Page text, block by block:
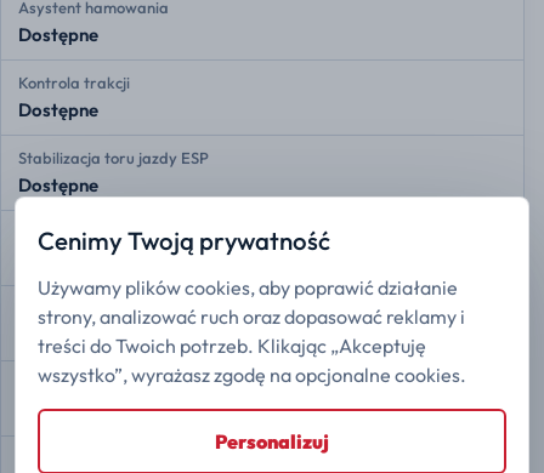
Asystent hamowania
Dostępne
Kontrola trakcji
Dostępne
Stabilizacja toru jazdy ESP
Dostępne
Asystent zmiany pasa ruchu
Przednie czujniki radarowe
Dostępne
Tylne czujniki radarowe
Dostępne
Cenimy Twoją prywatność
Używamy plików cookies, aby poprawić działanie
strony, analizować ruch oraz dopasować reklamy i
treści do Twoich potrzeb. Klikając „Akceptuję
wszystko”, wyrażasz zgodę na opcjonalne cookies.
Personalizuj